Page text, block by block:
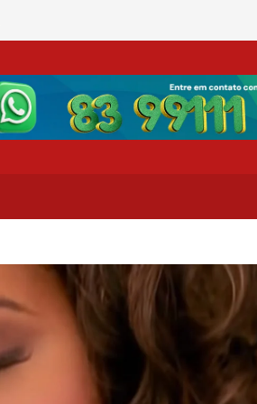
Banda Silêncio leva